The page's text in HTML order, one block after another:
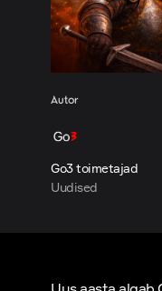
Autor
Go3 toimetajad
Uudised